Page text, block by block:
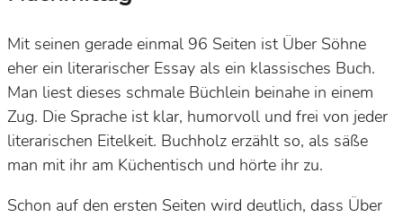
Mit seinen gerade einmal 96 Seiten ist Über Söhne
eher ein literarischer Essay als ein klassisches Buch.
Man liest dieses schmale Büchlein beinahe in einem
Zug. Die Sprache ist klar, humorvoll und frei von jeder
literarischen Eitelkeit. Buchholz erzählt so, als säße
man mit ihr am Küchentisch und hörte ihr zu.
Schon auf den ersten Seiten wird deutlich, dass Über